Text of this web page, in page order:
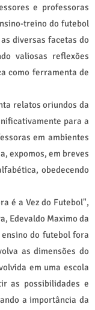
e professoras
treino do futebol
diversas facetas do
valiosas reflexões
como ferramenta de
relatos oriundos da
para a
em ambientes
expomos, em breves
obedecendo
é a Vez do Futebol",
Edevaldo Maximo da
do futebol fora
as dimensões do
em uma escola
as possibilidades e
a importância da